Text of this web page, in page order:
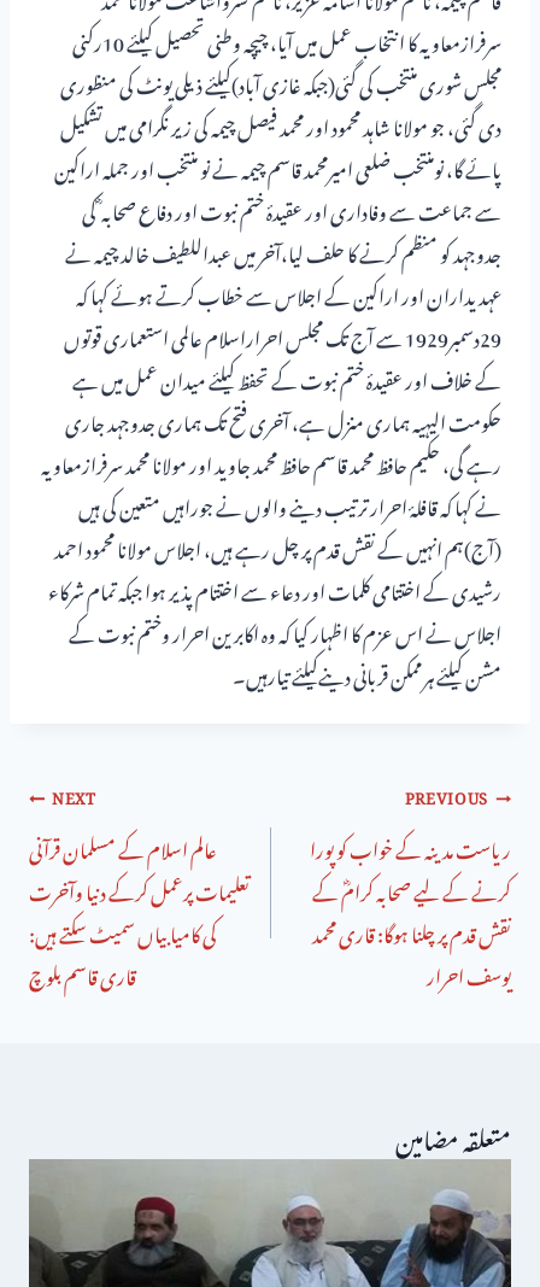
سرفرازمعاویہ کا انتخاب عمل میں آیا، چیچہ وطنی تحصیل کیلئے 10رکنی
مجلس شوری منتخب کی گئی(جبکہ غازی آباد)کیلئے ذیلی یونٹ کی منظوری
دی گئی، جو مولانا شاہد محمود اور محمد فیصل چیمہ کی زیر نگرامی میں تشکیل
پائے گا، نومنتخب ضلعی امیرمحمد قاسم چیمہ نے نو منتخب اور جملہ اراکین
سے جماعت سے وفاداری اور عقیدۂ ختم نبوت اور دفاع صحابہ ؓ کی
جدوجہد کو منظم کرنے کا حلف لیا،آخر میں عبداللطیف خالد چیمہ نے
عہدیداران اور اراکین کے اجلاس سے خطاب کرتے ہوئے کہا کہ
29دسمبر1929 سے آج تک مجلس احراراسلام عالمی استعماری قوتوں
کے خلاف اور عقیدۂ ختم نبوت کے تحفظ کیلئے میدان عمل میں ہے
حکومت الیہیہ ہماری منزل ہے، آخری فتح تک ہماری جدوجہد جاری
رہے گی، حکیم حافظ محمد قاسم حافظ محمد جاوید اور مولانا محمد سرفرازمعاویہ
نے کہا کہ قافلۂ احرار ترتیب دینے والوں نے جوراہیں متعین کی ہیں
(آج)ہم انہیں کے نقش قدم پر چل رہے ہیں، اجلاس مولانا محمود احمد
رشیدی کے اختتامی کلمات اور دعاء سے اختتام پذیر ہوا جبکہ تمام شرکاء
اجلاس نے اس عزم کا اظہار کیا کہ وہ اکابرین احرار وختم نبوت کے
مشن کیلئے ہرممکن قربانی دینےکیلئے تیارہیں۔
PREVIOUS
ریاست مدینہ کے خواب کو پورا
کرنے کے لیے صحابہ کرامؓ کے
نقش قدم پر چلنا ہوگا: قاری محمد
یوسف احرار
NEXT
عالم اسلام کے مسلمان قرآنی
تعلیمات پرعمل کرکے دنیا وآخرت
کی کامیابیاں سمیٹ سکتے ہیں:
قاری قاسم بلوچ
متعلقہ مضامین